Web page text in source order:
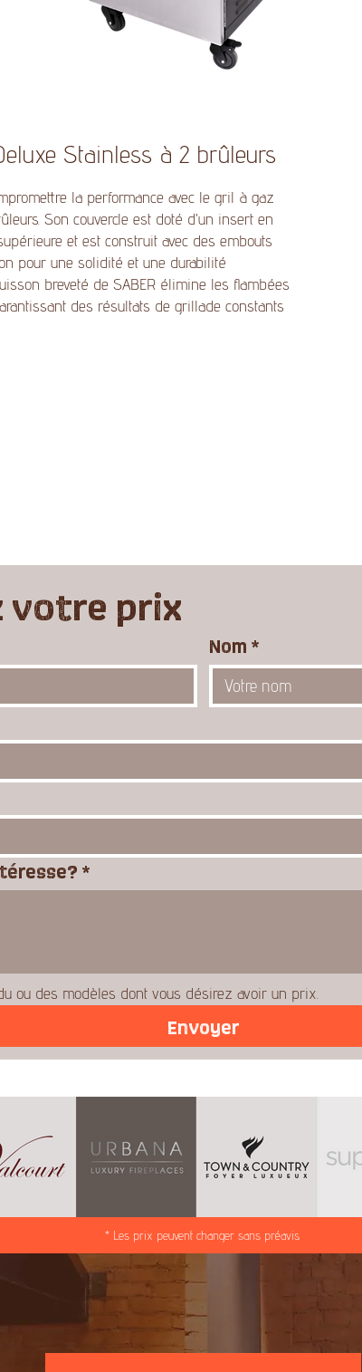
Stainless à 2 brûleurs
la performance avec le gril à gaz
Son couvercle est doté d'un insert en
et est construit avec des embouts
pour une solidité et une durabilité
breveté de SABER élimine les flambées
des résultats de grillade constants
votre prix
Nom *
*
ou des modèles dont vous désirez avoir un prix.
Envoyer
* Les prix peuvent changer sans préavis.